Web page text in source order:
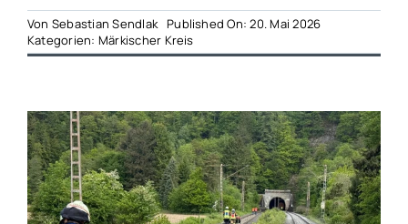
Von Sebastian Sendlak Published On: 20. Mai 2026
Kategorien: Märkischer Kreis